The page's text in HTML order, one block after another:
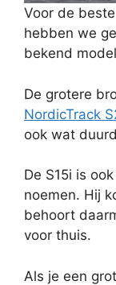
Voor de
hebben we
bekend
De grotere
NordicTrack
ook wat
De S15i is
noemen. Hij
behoort
voor thuis.
Als je een